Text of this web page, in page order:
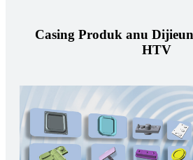
Casing Produk anu
HTV